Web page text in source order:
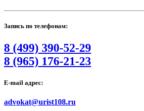
Запись по телефонам:
8 (499) 390-52-29
8 (965) 176-21-23
E-mail адрес:
advokat@urist108.ru